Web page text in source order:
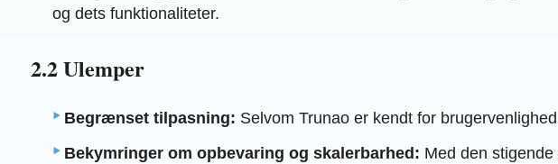
og dets funktionaliteter.
2.2 Ulemper
Begrænset tilpasning: Selvom Trunao er kendt for
Bekymringer om opbevaring og skalerbarhed: Med den